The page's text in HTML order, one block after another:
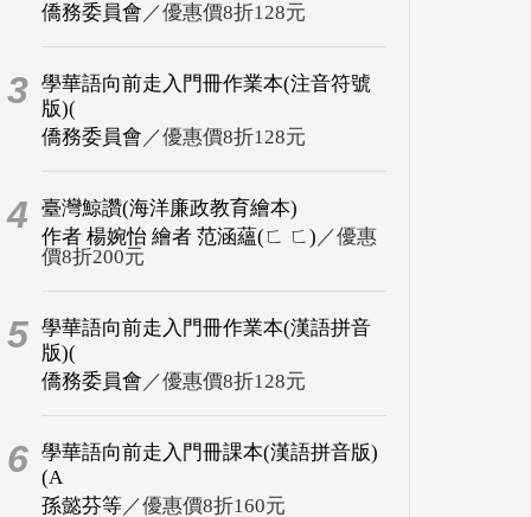
僑務委員會 ／優惠價8折128元
3 學華語向前走入門冊作業本(注音符號
版)(
僑務委員會 ／優惠價8折128元
4
臺灣鯨讚(海洋廉政教育繪本)
作者 楊婉怡 繪者 范涵蘊(ㄈ ㄈ) ／優惠
價8折200元
5 學華語向前走入門冊作業本(漢語拼音
版)(
僑務委員會 ／優惠價8折128元
6 學華語向前走入門冊課本(漢語拼音版)
(A
孫懿芬等／優惠價8折160元